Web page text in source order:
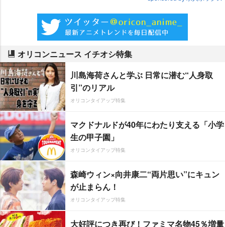
オリコンニュース イチオシ特集
川島海荷さんと学ぶ 日常に潜む“人身取
引”のリアル
オリコンタイアップ特集
マクドナルドが40年にわたり支える「小学
生の甲子園」
オリコンタイアップ特集
森崎ウィン×向井康二“両片思い”にキュン
が止まらん！
オリコンタイアップ特集
大好評につき再び！ファミマ名物45％増量